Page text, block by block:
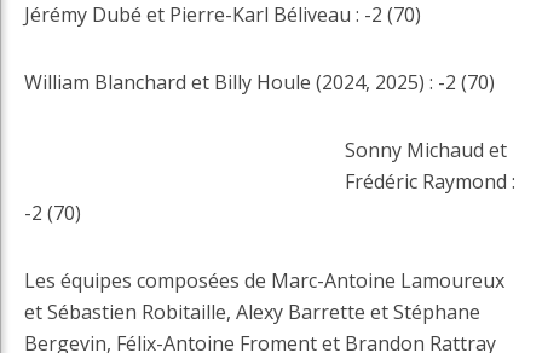
Jérémy Dubé et Pierre-Karl Béliveau : -2 (70)
William Blanchard et Billy Houle (2024, 2025) : -2 (70)
Sonny Michaud et
Frédéric Raymond :
-2 (70)
Les équipes composées de Marc-Antoine Lamoureux
et Sébastien Robitaille, Alexy Barrette et Stéphane
Bergevin, Félix-Antoine Froment et Brandon Rattray